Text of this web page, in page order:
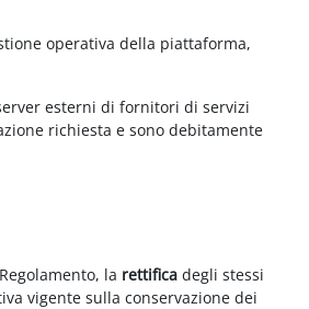
operativa della piattaforma,
esterni di fornitori di servizi
richiesta e sono debitamente
la rettificadegli stessi
vigente sulla conservazione dei